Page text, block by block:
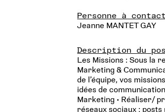
Personne à
Jeanne MANTET GAY
Description du
Les Missions : Sous la
Marketing &
de l’équipe, vos
idées de
Marketing • Réaliser/
réseaux sociaux :